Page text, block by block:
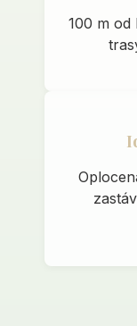
100 m od